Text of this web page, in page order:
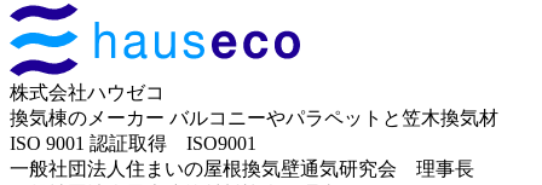
株式会社ハウゼコ
換気棟のメーカー バルコニーやパラペットと笠木換気材
ISO 9001 認証取得 ISO9001
一般社団法人住まいの屋根換気壁通気研究会 理事長